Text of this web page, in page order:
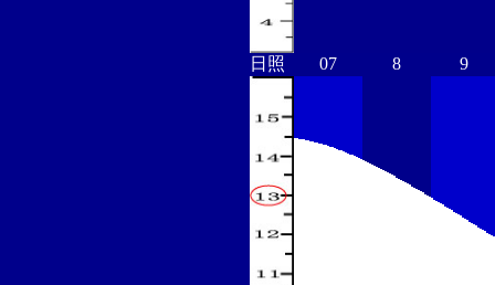
日照 07 8 9